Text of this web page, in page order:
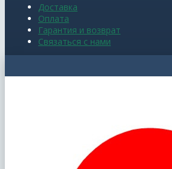
Доставка
Оплата
Гарантия и возврат
Связаться с нами